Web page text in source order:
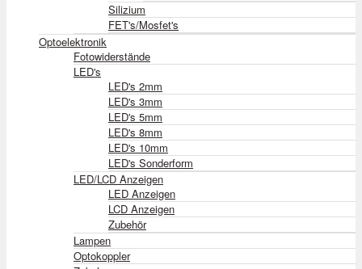
Silizium
FET's/Mosfet's
Optoelektronik
Fotowiderstände
LED's
LED's 2mm
LED's 3mm
LED's 5mm
LED's 8mm
LED's 10mm
LED's Sonderform
LED/LCD Anzeigen
LED Anzeigen
LCD Anzeigen
Zubehör
Lampen
Optokoppler